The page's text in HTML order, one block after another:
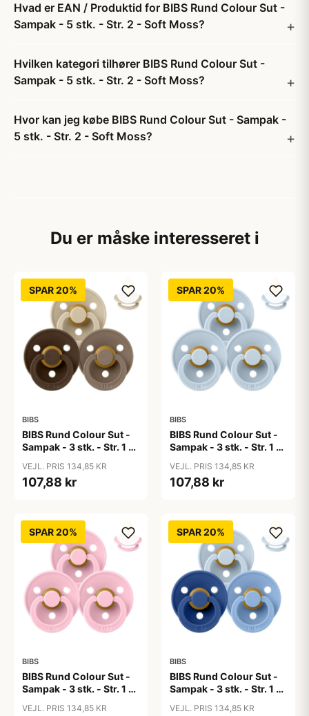
Hvad er EAN / Produktid for BIBS Rund Colour Sut -
Sampak - 5 stk. - Str. 2 - Soft Moss?
Hvilken kategori tilhører BIBS Rund Colour Sut -
Sampak - 5 stk. - Str. 2 - Soft Moss?
Hvor kan jeg købe BIBS Rund Colour Sut - Sampak -
5 stk. - Str. 2 - Soft Moss?
Du er måske interesseret i
SPAR 20%
BIBS
BIBS Rund Colour Sut -
Sampak - 3 stk. - Str. 1 -
VEJL. PRIS 134,85 KR
107,88 kr
SPAR 20%
BIBS
BIBS Rund Colour Sut -
Sampak - 3 stk. - Str. 1 -
VEJL. PRIS 134,85 KR
107,88 kr
SPAR 20%
BIBS
BIBS Rund Colour Sut -
Sampak - 3 stk. - Str. 1 -
VEJL. PRIS 134,85 KR
SPAR 20%
BIBS
BIBS Rund Colour Sut -
Sampak - 3 stk. - Str. 1 -
VEJL. PRIS 134,85 KR